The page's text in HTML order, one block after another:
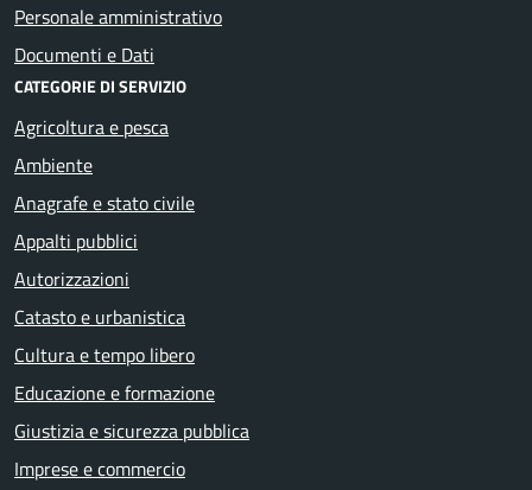
Personale amministrativo
Documenti e Dati
CATEGORIE DI SERVIZIO
Agricoltura e pesca
Ambiente
Anagrafe e stato civile
Appalti pubblici
Autorizzazioni
Catasto e urbanistica
Cultura e tempo libero
Educazione e formazione
Giustizia e sicurezza pubblica
Imprese e commercio